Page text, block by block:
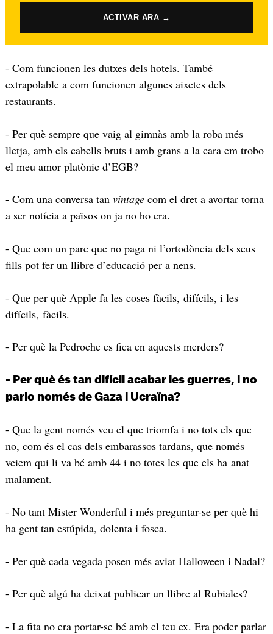
ACTIVAR ARA →
- Com funcionen les dutxes dels hotels. També
extrapolable a com funcionen algunes aixetes dels
restaurants.
- Per què sempre que vaig al gimnàs amb la roba més
lletja, amb els cabells bruts i amb grans a la cara em trobo
el meu amor platònic d’EGB?
- Com una conversa tan vintagecom el dret a avortar torna
a ser notícia a països on ja no ho era.
- Que com un pare que no paga ni l’ortodòncia dels seus
fills pot fer un llibre d’educació per a nens.
- Que per què Apple fa les coses fàcils, difícils, i les
difícils, fàcils.
- Per què la Pedroche es fica en aquests merders?
- Per què és tan difícil acabar les guerres, i no
parlo només de Gaza i Ucraïna?
- Que la gent només veu el que triomfa i no tots els que
no, com és el cas dels embarassos tardans, que només
veiem qui li va bé amb 44 i no totes les que els ha anat
malament.
- No tant Mister Wonderful i més preguntar-se per què hi
ha gent tan estúpida, dolenta i fosca.
- Per què cada vegada posen més aviat Halloween i Nadal?
- Per què algú ha deixat publicar un llibre al Rubiales?
- La fita no era portar-se bé amb el teu ex. Era poder parlar